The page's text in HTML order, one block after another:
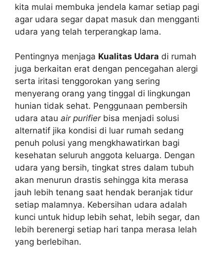
kita mulai membuka jendela kamar setiap pagi
agar udara segar dapat masuk dan mengganti
udara yang telah terperangkap lama.
Pentingnya menjaga Kualitas Udara di rumah
juga berkaitan erat dengan pencegahan alergi
serta iritasi tenggorokan yang sering
menyerang orang yang tinggal di lingkungan
hunian tidak sehat. Penggunaan pembersih
udara atau air purifierbisa menjadi solusi
alternatif jika kondisi di luar rumah sedang
penuh polusi yang mengkhawatirkan bagi
kesehatan seluruh anggota keluarga. Dengan
udara yang bersih, tingkat stres dalam tubuh
akan menurun drastis sehingga kita merasa
jauh lebih tenang saat hendak beranjak tidur
setiap malamnya. Kebersihan udara adalah
kunci untuk hidup lebih sehat, lebih segar, dan
lebih berenergi setiap hari tanpa merasa lelah
yang berlebihan.